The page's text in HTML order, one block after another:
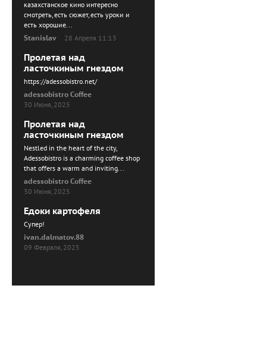
казахстанское кино интересно
смотреть, есть сюжет, есть уроки и
есть хорошие...
Stanislav
28 Апреля 11:13
Пролетая над
ласточкиным гнездом
https://adessobistro.net/
adessobistro Coffee
30 Июня, 2025
Пролетая над
ласточкиным гнездом
Nestled in the heart of the city,
Adessobistro is a charming coffee shop
that offers a warm and inviting...
adessobistro Coffee
30 Июня, 2025
Едоки картофеля
Cупер!
ivan.dalmatov.88
09 Февраля, 2025